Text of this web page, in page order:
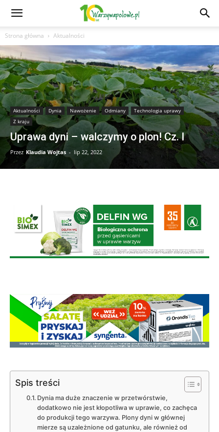
Strona główna Aktualności
Aktualności Dynia Nawożenie Odmiany
Technologia uprawy
Z kraju
Uprawa dyni – walczymy o plon! Cz. I
Przez Klaudia Wojtas - lip 22, 2022
Spis treści
Dynia ma duże znaczenie w przetwórstwie,
dodatkowo nie jest kłopotliwa w uprawie, co zachęca
do produkcji tego warzywa. Plony dyni w głównej
mierze są uzależnione od gatunku, ale również od